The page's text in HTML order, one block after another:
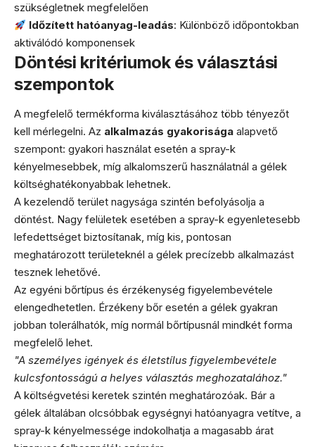
szükségletnek megfelelően
Időzített hatóanyag-leadás: Különböző időpontokban
aktiválódó komponensek
Döntési kritériumok és választási
szempontok
A megfelelő termékforma kiválasztásához több tényezőt
kell mérlegelni. Az alkalmazás gyakorisága alapvető
szempont: gyakori használat esetén a spray-k
kényelmesebbek, míg alkalomszerű használatnál a gélek
költséghatékonyabbak lehetnek.
A kezelendő terület nagysága szintén befolyásolja a
döntést. Nagy felületek esetében a spray-k egyenletesebb
lefedettséget biztosítanak, míg kis, pontosan
meghatározott területeknél a gélek precízebb alkalmazást
tesznek lehetővé.
Az egyéni bőrtípus és érzékenység figyelembevétele
elengedhetetlen. Érzékeny bőr esetén a gélek gyakran
jobban tolerálhatók, míg normál bőrtípusnál mindkét forma
megfelelő lehet.
"A személyes igények és életstílus figyelembevétele
kulcsfontosságú a helyes választás meghozatalához."
A költségvetési keretek szintén meghatározóak. Bár a
gélek általában olcsóbbak egységnyi hatóanyagra vetítve, a
spray-k kényelmessége indokolhatja a magasabb árat